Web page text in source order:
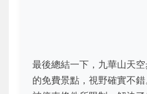
最後總結一下，九華山天
的免費景點，視野確實不